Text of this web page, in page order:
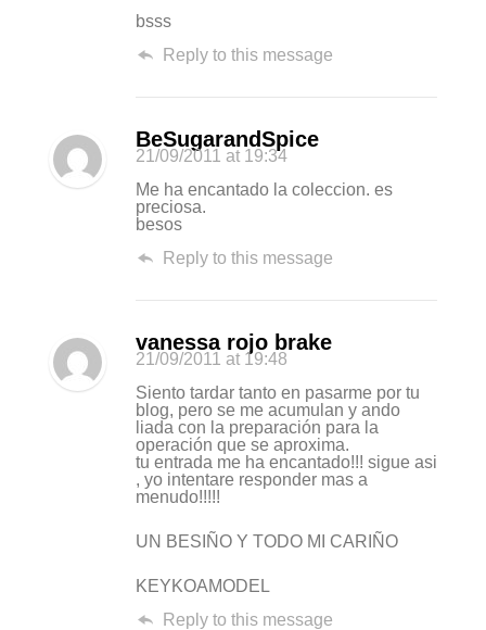
bsss
Reply to this message
BeSugarandSpice
21/09/2011 at 19:34
Me ha encantado la coleccion. es
preciosa.
besos
Reply to this message
vanessa rojo brake
21/09/2011 at 19:48
Siento tardar tanto en pasarme por tu
blog, pero se me acumulan y ando
liada con la preparación para la
operación que se aproxima.
tu entrada me ha encantado!!! sigue asi
, yo intentare responder mas a
menudo!!!!!
UN BESIÑO Y TODO MI CARIÑO
KEYKOAMODEL
Reply to this message